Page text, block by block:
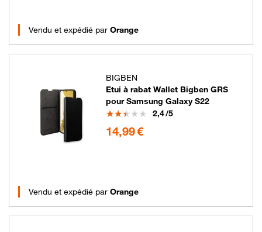
Vendu et expédié par Orange
BIGBEN
Etui à rabat Wallet Bigben GRS
pour Samsung Galaxy S22
Note
2,4/5
14,99 €
Vendu et expédié par Orange